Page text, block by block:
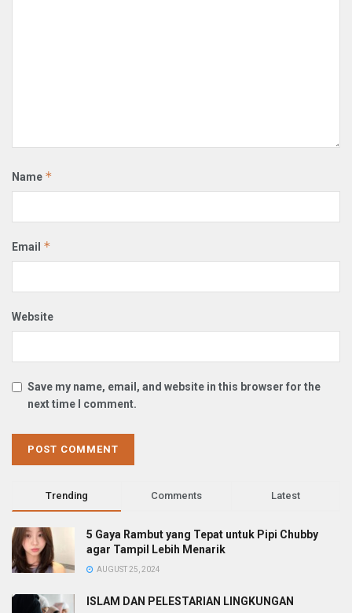
Name *
Email *
Website
Save my name, email, and website in this browser for the
next time I comment.
Trending Comments Latest
5 Gaya Rambut yang Tepat untuk Pipi Chubby
agar Tampil Lebih Menarik
AUGUST 25, 2024
ISLAM DAN PELESTARIAN LINGKUNGAN